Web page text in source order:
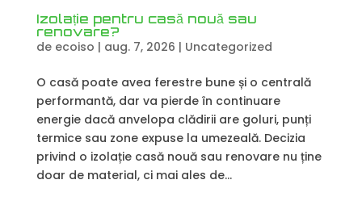
Izolație pentru casă nouă sau
renovare?
de ecoiso | aug. 7, 2026 | Uncategorized
O casă poate avea ferestre bune și o centrală
performantă, dar va pierde în continuare
energie dacă anvelopa clădirii are goluri, punți
termice sau zone expuse la umezeală. Decizia
privind o izolație casă nouă sau renovare nu ține
doar de material, ci mai ales de...